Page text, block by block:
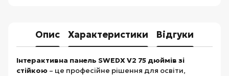
Опис Характеристики Відгуки
Інтерактивна панель SWEDX V2 75 дюймів зі
стійкою – це професійне рішення для освіти,